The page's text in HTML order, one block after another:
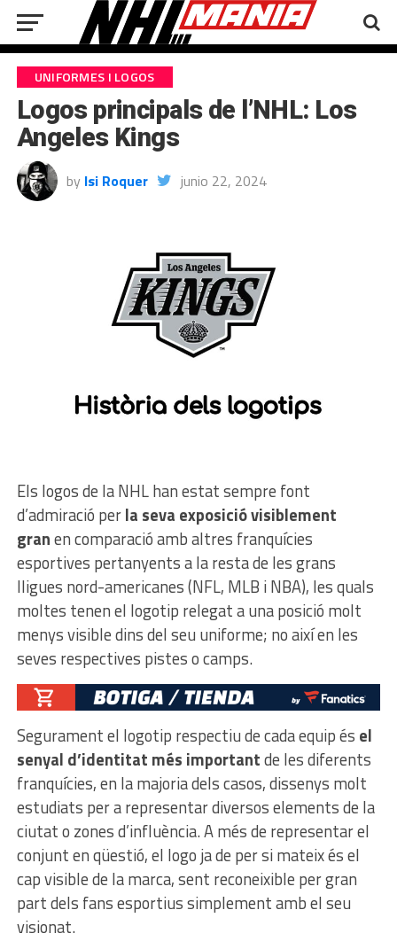
UNIFORMES I LOGOS
Logos principals de l’NHL: Los
Angeles Kings
by Isi Roquer junio 22, 2024
Els logos de la NHL han estat sempre font
d’admiració perla seva exposició visiblement
granen comparació amb altres franquícies
esportives pertanyents a la resta de les grans
lligues nord-americanes (NFL, MLB i NBA), les quals
moltes tenen el logotip relegat a una posició molt
menys visible dins del seu uniforme; no així en les
seves respectives pistes o camps.
Segurament el logotip respectiu de cada equip és el
senyal d’identitat més importantde les diferents
franquícies, en la majoria dels casos, dissenys molt
estudiats per a representar diversos elements de la
ciutat o zones d’influència. A més de representar el
conjunt en qüestió, el logo ja de per si mateix és el
cap visible de la marca, sent reconeixible per gran
part dels fans esportius simplement amb el seu
visionat.